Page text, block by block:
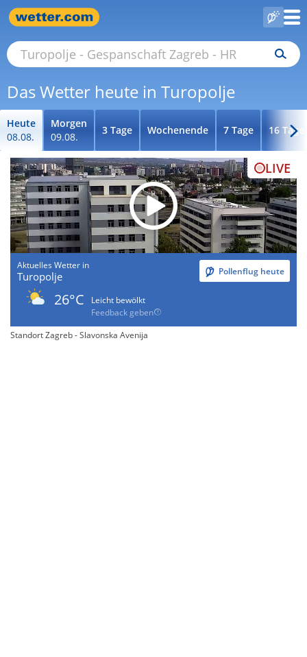
Das Wetter heute in Turopolje
Heute
08.08.
Morgen
09.08.
3 Tage Wochenende 7 Tage 16 Tage
LIVE
Aktuelles Wetter in
Turopolje Pollenflug heute
26°C
Leicht bewölkt
Feedback geben
Standort Zagreb - Slavonska Avenija